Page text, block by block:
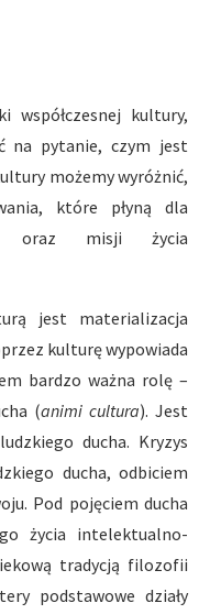
współczesnej kultury,
na pytanie, czym jest
możemy wyróżnić,
które płyną dla
oraz misji życia
jest materializacja
kulturę wypowiada
bardzo ważna rolę –
(animi cultura). Jest
ducha. Kryzys
ducha, odbiciem
Pod pojęciem ducha
życia intelektualno-
tradycją filozofii
podstawowe działy